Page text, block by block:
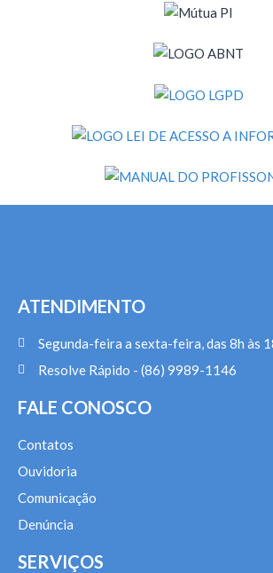
ATENDIMENTO
Segunda-feira a sexta-feira, das 8h às
Resolve Rápido - (86) 9989-1146
FALE CONOSCO
Contatos
Ouvidoria
Comunicação
Denúncia
SERVIÇOS